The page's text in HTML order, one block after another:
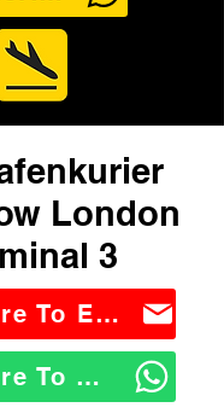
London
3
Click Here To Email Us
Click Here To WhatsApp Us